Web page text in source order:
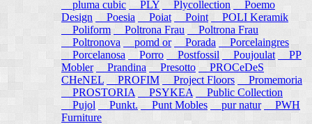
pluma cubic
PLY Plycollection
Poemo
Design
Poesia Poiat Point
POLI Keramik
Poliform
Poltrona Frau
Poltrona Frau
Poltronova
pomd or Porada
Porcelaingres
Porcelanosa
Porro Postfossil Poujoulat
PP
Mobler
Prandina Presotto
PROCeDeS
CHeNEL
PROFIM Project Floors
Promemoria
PROSTORIA
PSYKEA
Public Collection
Pujol
Punkt. Punt Mobles pur natur
PWH
Furniture